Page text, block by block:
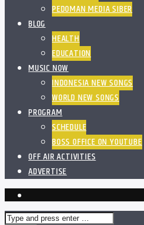
PEDOMAN MEDIA SIBER
BLOG
HEALTH
EDUCATION
MUSIC NOW
INDONESIA NEW SONGS
WORLD NEW SONGS
PROGRAM
SCHEDULE
BOSS OFFICE ON YOUTUBE
OFF AIR ACTIVITIES
ADVERTISE